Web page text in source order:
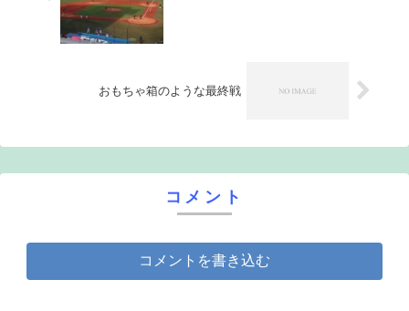
おもちゃ箱のような最終戦
コメント
コメントを書き込む